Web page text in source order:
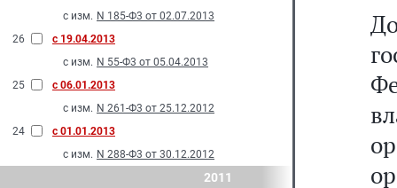
с изм. N 185-Ф3 от 02.07.2013
26
с 19.04.2013
с изм. N 55-Ф3 от 05.04.2013
25
с 06.01.2013
с изм. N 261-Ф3 от 25.12.2012
24
с 01.01.2013
с изм. N 288-Ф3 от 30.12.2012
2011